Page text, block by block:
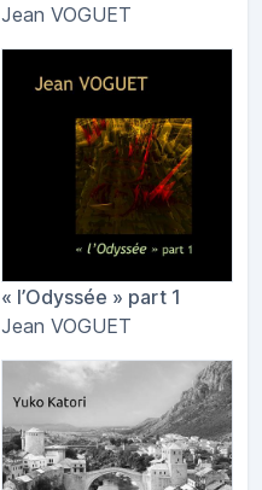
Jean VOGUET
« l​’​Odyss​é​e » part 1
Jean VOGUET